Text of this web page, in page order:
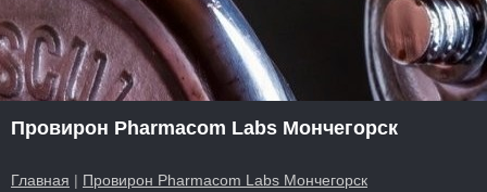
Провирон Pharmacom Labs Мончегорск
Главная | Провирон Pharmacom Labs Мончегорск